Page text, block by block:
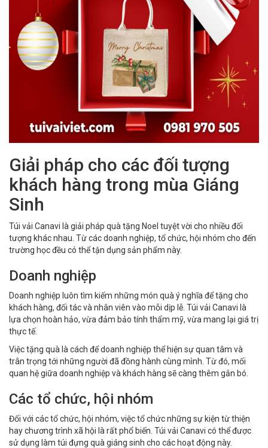
Giải pháp cho các đối tượng
khách hàng trong mùa Giáng
Sinh
Túi vải Canavi là giải pháp quà tặng Noel tuyệt vời cho nhiều đối
tượng khác nhau. Từ các doanh nghiệp, tổ chức, hội nhóm cho đến
trường học đều có thể tận dụng sản phẩm này.
Doanh nghiệp
Doanh nghiệp luôn tìm kiếm những món quà ý nghĩa để tặng cho
khách hàng, đối tác và nhân viên vào mỗi dịp lễ. Túi vải Canavi là
lựa chọn hoàn hảo, vừa đảm bảo tính thẩm mỹ, vừa mang lại giá trị
thực tế.
Việc tặng quà là cách để doanh nghiệp thể hiện sự quan tâm và
trân trọng tới những người đã đồng hành cùng mình. Từ đó, mối
quan hệ giữa doanh nghiệp và khách hàng sẽ càng thêm gắn bó.
Các tổ chức, hội nhóm
Đối với các tổ chức, hội nhóm, việc tổ chức những sự kiện từ thiện
hay chương trình xã hội là rất phổ biến. Túi vải Canavi có thể được
sử dụng làm túi đựng quà giáng sinh cho các hoạt động này.